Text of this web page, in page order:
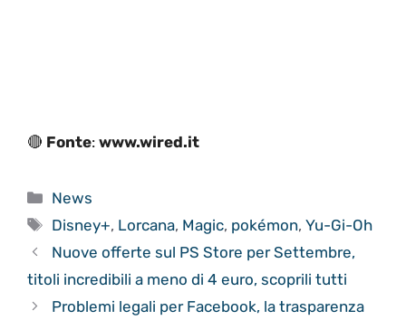
🔴 Fonte: www.wired.it
Categorie
News
Tag
Disney+, Lorcana, Magic, pokémon,Yu-Gi-Oh
Nuove offerte sul PS Store per Settembre,
titoli incredibili a meno di 4 euro, scoprili tutti
Problemi legali per Facebook, la trasparenza